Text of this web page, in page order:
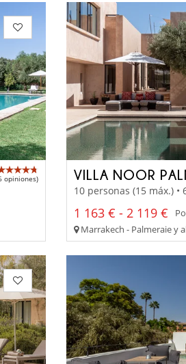
opiniones) VILLA NOOR
10 personas (15 máx.)
1 163 € - 2 119 €
Marrakech - Palmeraie y